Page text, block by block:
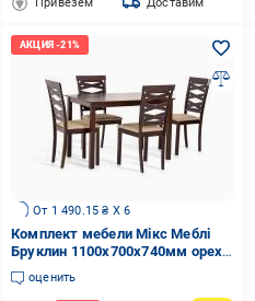
От 1 490.15 ₴ X 6
Комплект мебели Мікс Меблі
Бруклин 1100x700x740мм орех
темный/орех темный
оценить